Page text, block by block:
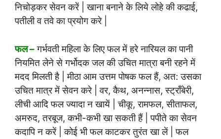
निचोड़कर सेवन करें | खाना बनाने के लिये लोहे की कढाई,
पतीली व तवे का प्रयोग करे |
फल –गर्भवती महिला के लिए फल में हरे नारियल का पानी
नियमित लेने से गर्भोदक जल की उचित मात्रा बनी रहने में
मदद मिलती है | मीठा आम उत्तम पोषक फल हैं, अत: उसका
उचित मात्र में सेवन करे | वर, कैथ, अनन्नास, स्ट्राँबेरी,
लीची आदि फल ज्यादा न खायें | चीकू, रामफल, सीताफल,
अमरुद, तरबूज, कभी-कभी खा सकती हैं | पपीते का सेवन
कदापि न करें | कोई भी फल काटकर तुरंत खा लें | फल